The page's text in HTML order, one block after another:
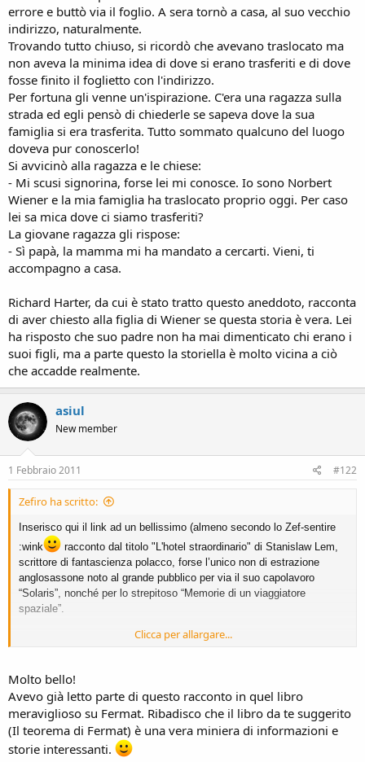
errore e buttò via il foglio. A sera tornò a casa, al suo vecchio
indirizzo, naturalmente.
Trovando tutto chiuso, si ricordò che avevano traslocato ma
non aveva la minima idea di dove si erano trasferiti e di dove
fosse finito il foglietto con l'indirizzo.
Per fortuna gli venne un'ispirazione. C'era una ragazza sulla
strada ed egli pensò di chiederle se sapeva dove la sua
famiglia si era trasferita. Tutto sommato qualcuno del luogo
doveva pur conoscerlo!
Si avvicinò alla ragazza e le chiese:
- Mi scusi signorina, forse lei mi conosce. Io sono Norbert
Wiener e la mia famiglia ha traslocato proprio oggi. Per caso
lei sa mica dove ci siamo trasferiti?
La giovane ragazza gli rispose:
- Sì papà, la mamma mi ha mandato a cercarti. Vieni, ti
accompagno a casa.
Richard Harter, da cui è stato tratto questo aneddoto, racconta
di aver chiesto alla figlia di Wiener se questa storia è vera. Lei
ha risposto che suo padre non ha mai dimenticato chi erano i
suoi figli, ma a parte questo la storiella è molto vicina a ciò
che accadde realmente.
asiul
New member
1 Febbraio 2011 #122
Zefiro ha scritto:
Inserisco qui il link ad un bellissimo (almeno secondo lo Zef-sentire
:wink
racconto dal titolo "L'hotel straordinario" di Stanislaw Lem,
scrittore di fantascienza polacco, forse l’unico non di estrazione
anglosassone noto al grande pubblico per via il suo capolavoro
“Solaris”, nonché per lo strepitoso “Memorie di un viaggiatore
spaziale”.
http://www.itismattei.it/mate1/racconti/hotel.pdf
Clicca per allargare...
Molto bello!
Avevo già letto parte di questo racconto in quel libro
meraviglioso su Fermat. Ribadisco che il libro da te suggerito
(Il teorema di Fermat) è una vera miniera di informazioni e
storie interessanti.